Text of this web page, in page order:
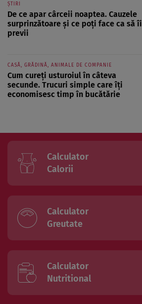
ȘTIRI
De ce apar cârceii noaptea. Cauzele
surprinzătoare și ce poți face ca să îi
previi
CASĂ, GRĂDINĂ, ANIMALE DE COMPANIE
Cum cureți usturoiul în câteva
secunde. Trucuri simple care îți
economisesc timp în bucătărie
Calculator
Calorii
Calculator
Greutate
Calculator
Nutritional